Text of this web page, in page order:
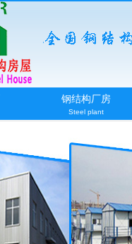
钢结构厂房
Steel plant